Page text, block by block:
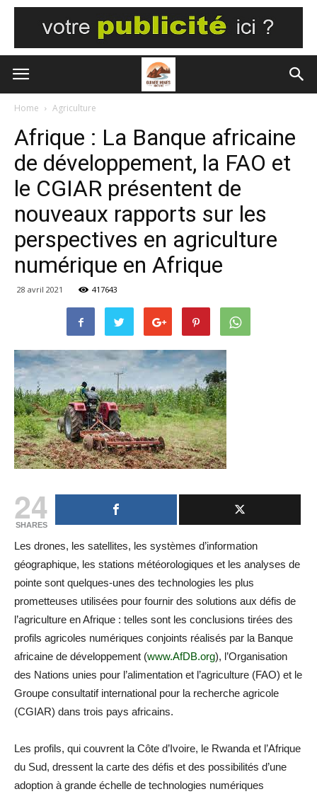
Home Agriculture
Afrique : La Banque africaine
de développement, la FAO et
le CGIAR présentent de
nouveaux rapports sur les
perspectives en agriculture
numérique en Afrique
28 avril 2021 417643
24
SHARES
Les drones, les satellites, les systèmes d’information
géographique, les stations météorologiques et les analyses de
pointe sont quelques-unes des technologies les plus
prometteuses utilisées pour fournir des solutions aux défis de
l’agriculture en Afrique : telles sont les conclusions tirées des
profils agricoles numériques conjoints réalisés par la Banque
africaine de développement (www.AfDB.org), l’Organisation
des Nations unies pour l’alimentation et l’agriculture (FAO) et le
Groupe consultatif international pour la recherche agricole
(CGIAR) dans trois pays africains.
Les profils, qui couvrent la Côte d’Ivoire, le Rwanda et l’Afrique
du Sud, dressent la carte des défis et des possibilités d’une
adoption à grande échelle de technologies numériques